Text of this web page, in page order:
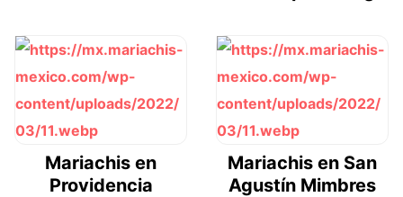
Mariachis en
Providencia
Mariachis en San
Agustín Mimbres